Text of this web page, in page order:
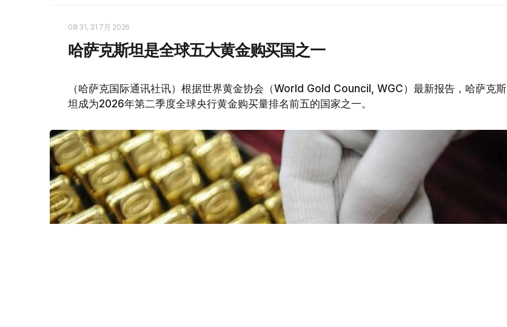
08:31, 31 7月 2026
哈萨克斯坦是全球五大黄金购买国之一
（哈萨克国际通讯社讯）根据世界黄金协会（World Gold Council, WGC）最新报告，哈萨克斯
坦成为2026年第二季度全球央行黄金购买量排名前五的国家之一。